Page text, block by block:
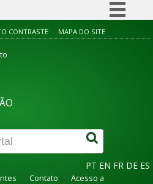
Simplifique!
Canais
CONTRASTE MAPA DO SITE
PT EN FR DE ES
Contato
Acesso a